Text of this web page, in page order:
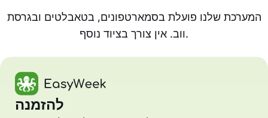
המערכת שלנו פועלת בסמארטפונים, בטאבלטים ובגרסת
ווב. אין צורך בציוד נוסף.
להזמנה